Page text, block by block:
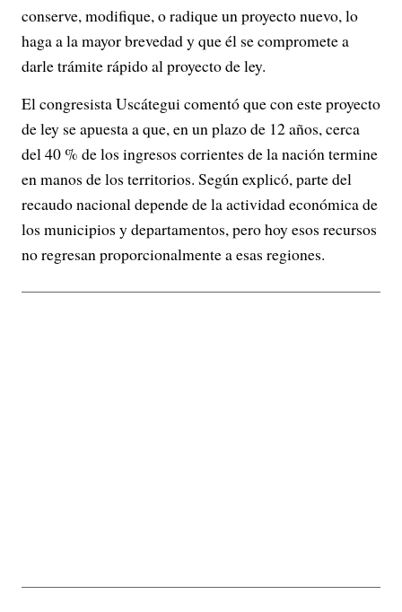
conserve, modifique, o radique un proyecto nuevo, lo
haga a la mayor brevedad y que él se compromete a
darle trámite rápido al proyecto de ley.
El congresista Uscátegui comentó que con este proyecto
de ley se apuesta a que, en un plazo de 12 años, cerca
del 40 % de los ingresos corrientes de la nación termine
en manos de los territorios. Según explicó, parte del
recaudo nacional depende de la actividad económica de
los municipios y departamentos, pero hoy esos recursos
no regresan proporcionalmente a esas regiones.